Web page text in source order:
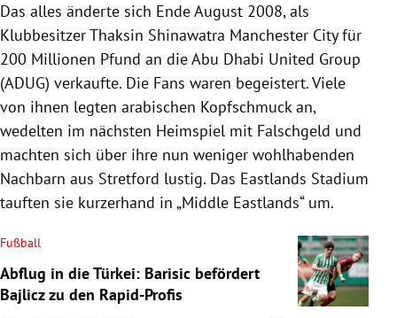
Das alles änderte sich Ende August 2008, als
Klubbesitzer Thaksin Shinawatra Manchester City für
200 Millionen Pfund an die Abu Dhabi United Group
(ADUG) verkaufte. Die Fans waren begeistert. Viele
von ihnen legten arabischen Kopfschmuck an,
wedelten im nächsten Heimspiel mit Falschgeld und
machten sich über ihre nun weniger wohlhabenden
Nachbarn aus Stretford lustig. Das Eastlands Stadium
tauften sie kurzerhand in ​„Middle Eastlands“ um.
Fußball
Abflug in die Türkei: Barisic befördert
Bajlicz zu den Rapid-Profis